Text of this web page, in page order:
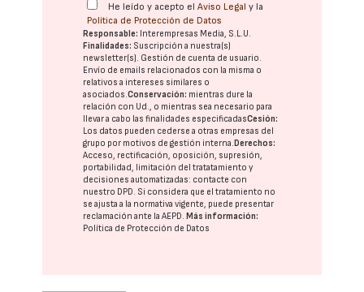
He leído y acepto elAviso Legal y la
Política de Protección de Datos
Responsable: Interempresas Media, S.L.U.
Finalidades: Suscripción a nuestra(s)
newsletter(s). Gestión de cuenta de usuario.
Envío de emails relacionados con la misma o
relativos a intereses similares o
asociados.Conservación: mientras dure la
relación con Ud., o mientras sea necesario para
llevar a cabo las finalidades especificadasCesión:
Los datos pueden cederse a otras empresas del
grupo por motivos de gestión interna. Derechos:
Acceso, rectificación, oposición, supresión,
portabilidad, limitación del tratatamiento y
decisiones automatizadas: contacte con
nuestro DPD. Si considera que el tratamiento no
se ajusta a la normativa vigente, puede presentar
reclamación ante laAEPD. Más información:
Política de Protección de Datos